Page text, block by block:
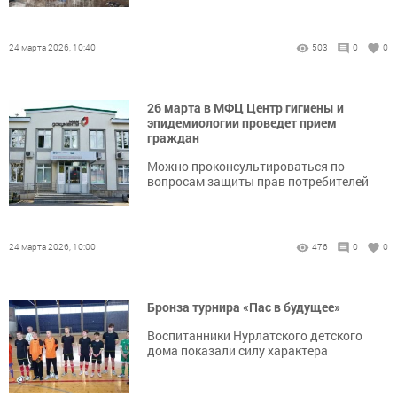
24 марта 2026, 10:40 503 0 0
26 марта в МФЦ Центр гигиены и
эпидемиологии проведет прием
граждан
Можно проконсультироваться по
вопросам защиты прав потребителей
24 марта 2026, 10:00 476 0 0
Бронза турнира «Пас в будущее»
Воспитанники Нурлатского детского
дома показали силу характера